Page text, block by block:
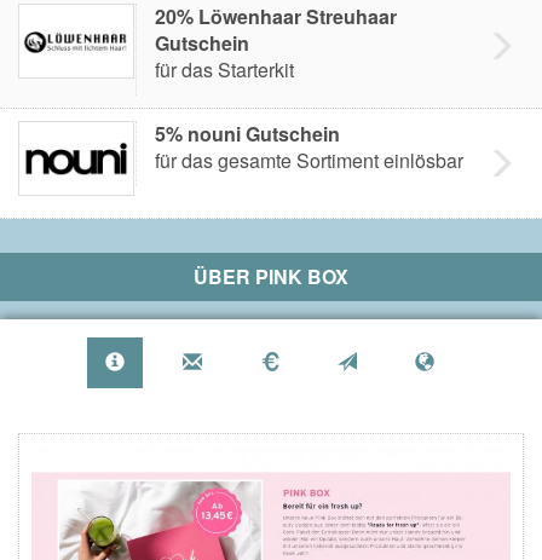
20% Löwenhaar Streuhaar
Gutschein
für das Starterkit
5% nouni Gutschein
für das gesamte Sortiment einlösbar
ÜBER PINK BOX